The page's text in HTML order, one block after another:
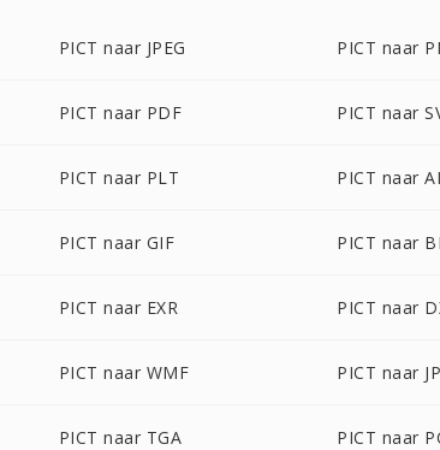
PICT naar JPEG PICT naar
PICT naar PDF PICT naar
PICT naar PLT PICT naar AI
PICT naar GIF PICT naar
PICT naar EXR PICT naar
PICT naar WMF PICT naar
PICT naar TGA PICT naar